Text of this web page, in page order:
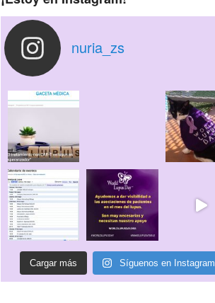
nuria_zs
Cargar más Síguenos en Instagram